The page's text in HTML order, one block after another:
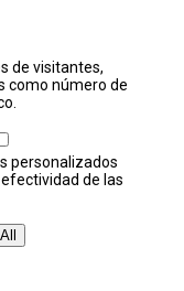
de visitantes,
como número de
personalizados
de las